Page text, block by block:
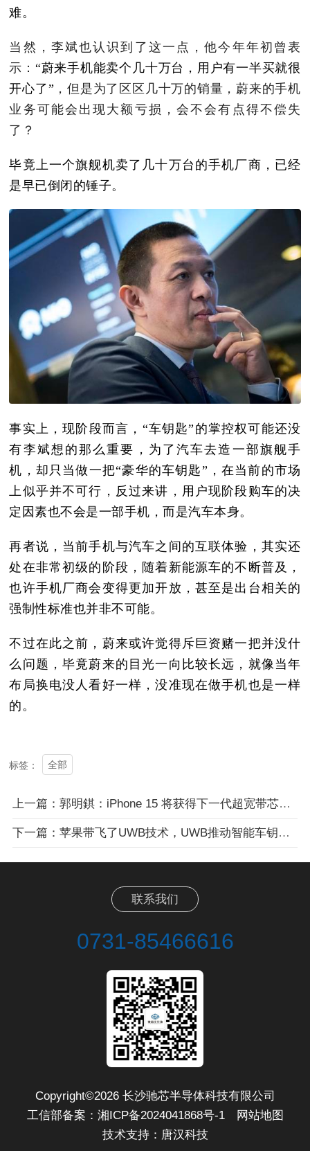
难。
当然，李斌也认识到了这一点，他今年年初曾表
示： “蔚来手机能卖个几十万台，用户有一半买就很
开心了” ，但是为了区区几十万的销量，蔚来的手机
业务可能会出现大额亏损，会不会有点得不偿失
了？
毕竟上一个旗舰机卖了几十万台的手机厂商，已经
是早已倒闭的锤子。
事实上，现阶段而言，“车钥匙”的掌控权可能还没
有李斌想的那么重要，为了汽车去造一部旗舰手
机，却只当做一把“豪华的车钥匙”，在当前的市场
上似乎并不可行，反过来讲，用户现阶段购车的决
定因素也不会是一部手机，而是汽车本身。
再者说，当前手机与汽车之间的互联体验，其实还
处在非常初级的阶段，随着新能源车的不断普及，
也许手机厂商会变得更加开放，甚至是出台相关的
强制性标准也并非不可能。
不过在此之前，蔚来或许觉得斥巨资赌一把并没什
么问题，毕竟蔚来的目光一向比较长远，就像当年
布局换电没人看好一样，没准现在做手机也是一样
的。
标签： 全部
上一篇：郭明錤：iPhone 15 将获得下一代超宽带芯片以增强 Vision Pro 耳机集成
下一篇：苹果带飞了UWB技术，UWB推动智能车钥匙的发展
联系我们
0731-85466616
Copyright©2026 长沙驰芯半导体科技有限公司
工信部备案： 湘ICP备2024041868号-1
网站地图
技术支持： 唐汉科技